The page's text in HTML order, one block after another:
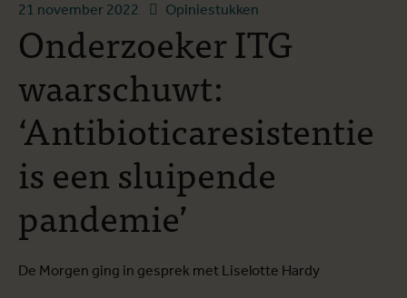
21 november 2022 Opiniestukken
Onderzoeker ITG
waarschuwt:
‘Antibioticaresistentie
is een sluipende
pandemie’
De Morgen ging in gesprek met Liselotte Hardy